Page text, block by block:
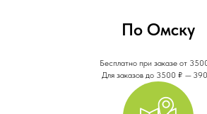
По Омску
Бесплатно при заказе от
Для заказов до 3500 ₽ —